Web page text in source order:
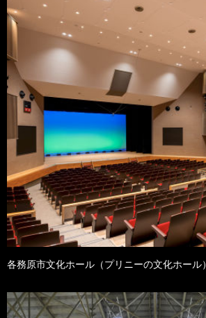
各務原市文化ホール（プリニーの文化ホール）